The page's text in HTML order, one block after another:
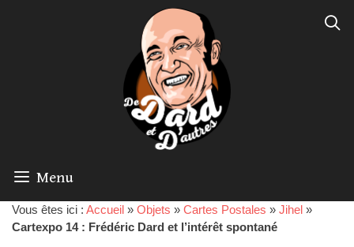
Menu
Vous êtes ici : Accueil » Objets » Cartes Postales » Jihel »
Cartexpo 14 : Frédéric Dard et l’intérêt spontané